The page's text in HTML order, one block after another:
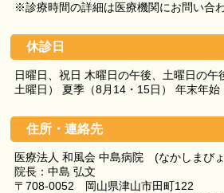
※診療時間の詳細は医療機関にお問い合
休診日
日曜日、祝日 木曜日の午後、土曜日の午
土曜日） 夏季（8月14・15日） 年末年始
住所・連絡先
医療法人 和風会 中島病院 (なかしまび
院長：中島 弘文
〒708-0052 岡山県津山市田町122